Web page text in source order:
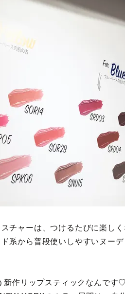
チャーは、つけるたびに楽し
系から普段使いしやすいヌー
新作リップスティックなんです♡